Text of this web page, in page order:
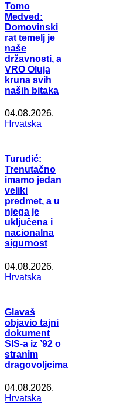
Tomo
Medved:
Domovinski
rat temelj je
naše
državnosti, a
VRO Oluja
kruna svih
naših bitaka
04.08.2026.
Hrvatska
Turudić:
Trenutačno
imamo jedan
veliki
predmet, a u
njega je
uključena i
nacionalna
sigurnost
04.08.2026.
Hrvatska
Glavaš
objavio tajni
dokument
SIS-a iz ’92 o
stranim
dragovoljcima
04.08.2026.
Hrvatska